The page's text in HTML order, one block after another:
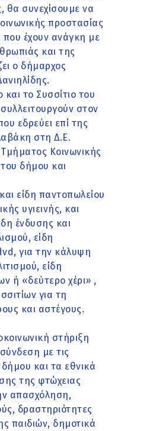
θα συνεχίσουμε να
προστασίας
έχουν ανάγκη με
και της
ο δήμαρχος
το Συσσίτιο του
στον
εδρεύει επί της
στη Δ.Ε.
Κοινωνικής
δήμου και
είδη παντοπωλείου
υγιεινής, και
ένδυσης και
είδη
για την κάλυψη
είδη
ή «δεύτερο χέρι» ,
για τη
και αστέγους.
στήριξη
µε τις
και τα εθνικά
της φτώχειας
απασχόληση,
δραστηριότητες
παιδιών, δημοτικά